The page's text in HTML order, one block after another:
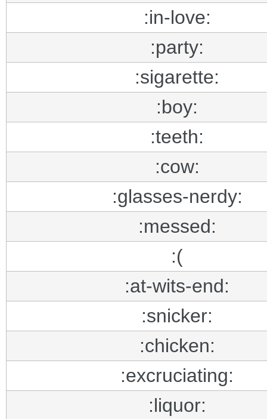
:in-love:
:party:
:sigarette:
:boy:
:teeth:
:cow:
:glasses-nerdy:
:messed:
:(
:at-wits-end:
:snicker:
:chicken:
:excruciating:
:liquor: